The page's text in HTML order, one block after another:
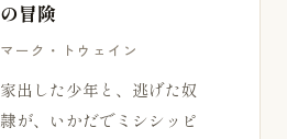
の冒険
マーク・トウェイン
家出した少年と、逃げた奴
隷が、いかだでミシシッピ